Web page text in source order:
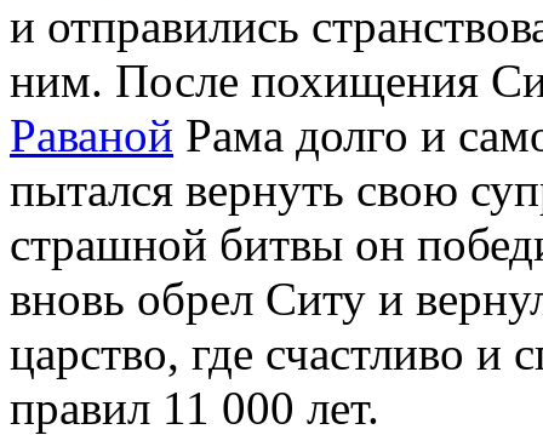
и отправились
ним. После похищения
Раваной Рама долго и
пытался вернуть свою
страшной битвы он
вновь обрел Ситу и
царство, где счастливо и
правил 11 000 лет.